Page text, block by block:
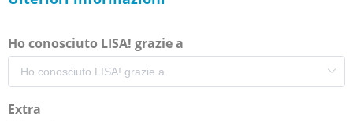
Ho conosciuto LISA! grazie a
Extra